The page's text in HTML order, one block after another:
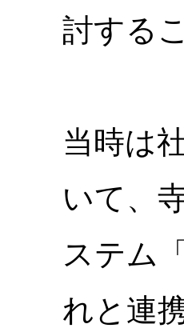
討する
当時は
いて、
ステム
れと連